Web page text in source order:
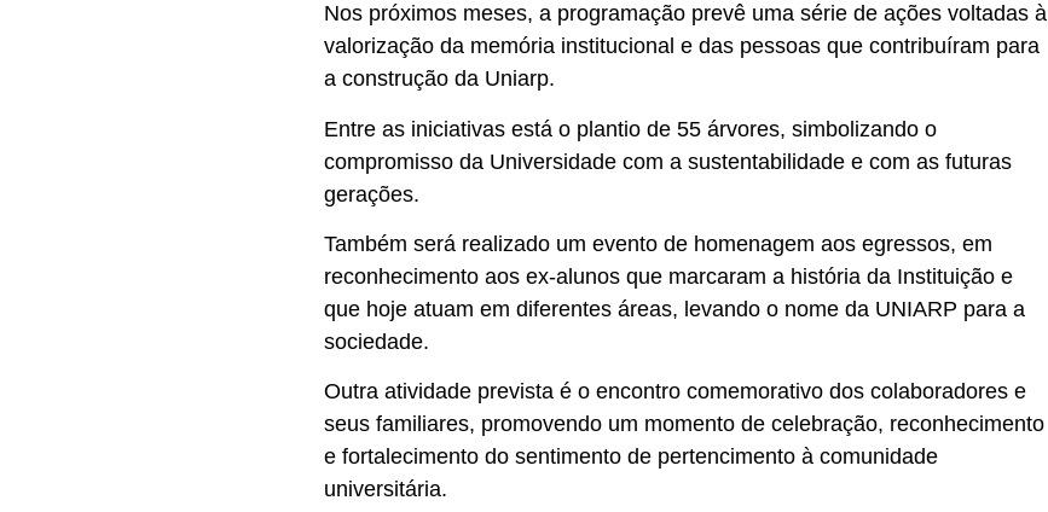
Nos próximos meses, a programação prevê uma série de ações voltadas à
valorização da memória institucional e das pessoas que contribuíram para
a construção da Uniarp.
Entre as iniciativas está o plantio de 55 árvores, simbolizando o
compromisso da Universidade com a sustentabilidade e com as futuras
gerações.
Também será realizado um evento de homenagem aos egressos, em
reconhecimento aos ex-alunos que marcaram a história da Instituição e
que hoje atuam em diferentes áreas, levando o nome da UNIARP para a
sociedade.
Outra atividade prevista é o encontro comemorativo dos colaboradores e
seus familiares, promovendo um momento de celebração, reconhecimento
e fortalecimento do sentimento de pertencimento à comunidade
universitária.